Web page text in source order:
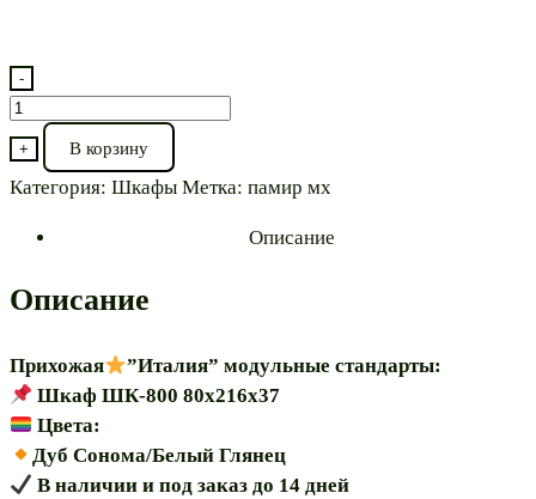
-
Количество
товара
Шкаф⭐"Италия
ШК-800"
+ В корзину
Категория: Шкафы Метка: памир мх
Описание
Описание
Прихожая
”Италия” модульные стандарты:
Шкаф ШК-800 80х216х37
Цвета:
️Дуб Сонома/Белый Глянец
В наличии и под заказ до 14 дней